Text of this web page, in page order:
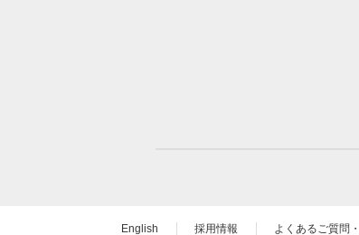
English 採用情報 よくあるご質問